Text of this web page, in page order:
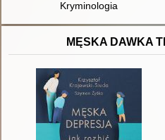
Kryminologia
MĘSKA DAWKA